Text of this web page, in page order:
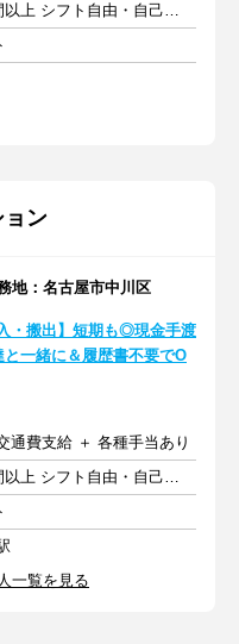
週1日以上 1日8時間以上 シフト自由・自己申告
ョン
地：名古屋市中川区
・搬出】短期も◎現金手渡
と一緒に＆履歴書不要でO
通費支給 ＋ 各種手当あり
週1日以上 1日5時間以上 シフト自由・自己申告
一覧を見る